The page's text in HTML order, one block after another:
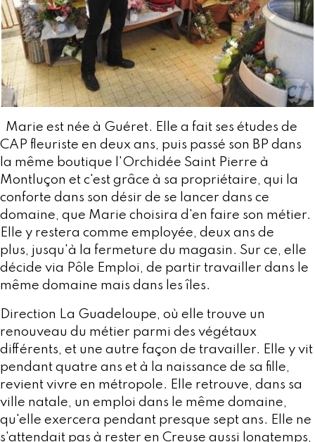
Marie est née à Guéret. Elle a fait ses études de
CAP fleuriste en deux ans, puis passé son BP dans
la même boutique l'Orchidée Saint Pierre à
Montluçon et c'est grâce à sa propriétaire, qui la
conforte dans son désir de se lancer dans ce
domaine, que Marie choisira d'en faire son métier.
Elle y restera comme employée, deux ans de
plus, jusqu'à la fermeture du magasin. Sur ce, elle
décide via Pôle Emploi, de partir travailler dans le
même domaine mais dans les îles.
Direction La Guadeloupe, où elle trouve un
renouveau du métier parmi des végétaux
différents, et une autre façon de travailler. Elle y vit
pendant quatre ans et à la naissance de sa fille,
revient vivre en métropole. Elle retrouve, dans sa
ville natale, un emploi dans le même domaine,
qu'elle exercera pendant presque sept ans. Elle ne
s'attendait pas à rester en Creuse aussi longtemps,